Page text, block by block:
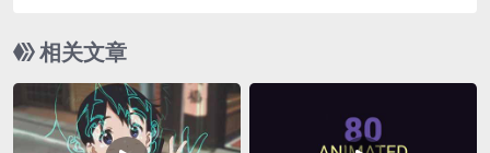
相关文章